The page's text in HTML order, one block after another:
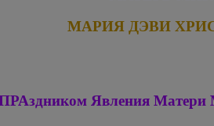
МАРИЯ ДЭВИ
Явления